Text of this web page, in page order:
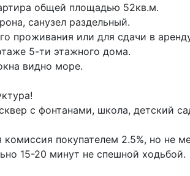
общей площадью 52кв.м.
санузел раздельный.
проживания или для сдачи в
5-ти этажного дома.
видно море.
с фонтанами, школа, детский
комиссия покупателем 2.5%, но не
15-20 минут не спешной ходьбой.